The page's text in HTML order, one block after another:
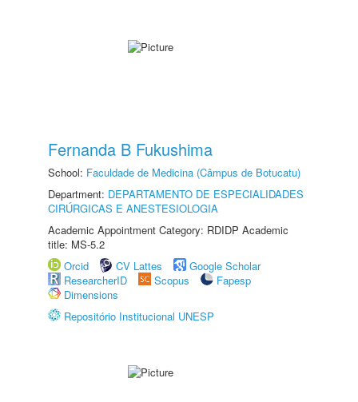
Fernanda B Fukushima
School: Faculdade de Medicina (Câmpus de Botucatu)
Department: DEPARTAMENTO DE ESPECIALIDADES
CIRÚRGICAS E ANESTESIOLOGIA
Academic Appointment Category: RDIDP Academic
title: MS-5.2
Orcid
CV Lattes
Google Scholar
ResearcherID
Scopus
Fapesp
Dimensions
Repositório Institucional UNESP